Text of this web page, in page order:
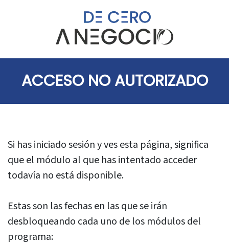
ACCESO NO AUTORIZADO
Si has iniciado sesión y ves esta página, significa
que el módulo al que has intentado acceder
todavía no está disponible.
Estas son las fechas en las que se irán
desbloqueando cada uno de los módulos del
programa: